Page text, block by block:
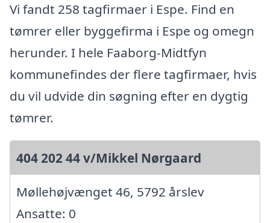
Vi fandt 258 tagfirmaer i Espe. Find en
tømrer eller byggefirma i Espe og omegn
herunder. I hele Faaborg-Midtfyn
kommunefindes der flere tagfirmaer, hvis
du vil udvide din søgning efter en dygtig
tømrer.
404 202 44 v/Mikkel Nørgaard
Møllehøjvænget 46, 5792 årslev
Ansatte: 0